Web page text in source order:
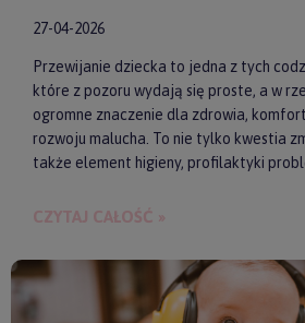
27-04-2026
Przewijanie dziecka to jedna z tych
które z pozoru wydają się proste, a w
ogromne znaczenie dla zdrowia,
rozwoju malucha. To nie tylko kwestia
także element higieny, profilaktyki
CZYTAJ CAŁOŚĆ »